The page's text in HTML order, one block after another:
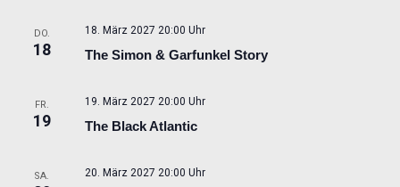
DO.
18 The Simon & Garfunkel Story
18. März 2027 20:00 Uhr
FR.
19 The Black Atlantic
19. März 2027 20:00 Uhr
SA. 20. März 2027 20:00 Uhr